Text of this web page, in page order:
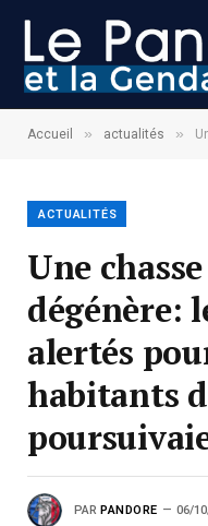
Accueil » actualités » Une
ACTUALITÉS
Une
dégénère:
alertés
habitants
PAR PANDORE 06/